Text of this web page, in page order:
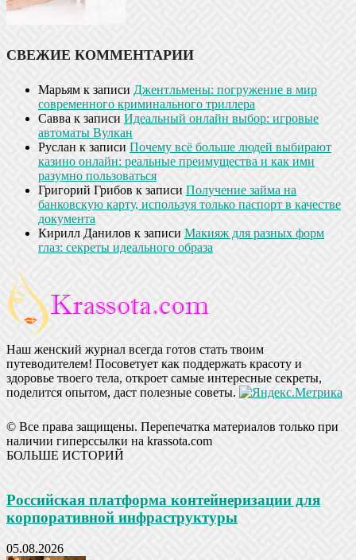
СВЕЖИЕ КОММЕНТАРИИ
Марьям к записи Джентльмены: погружение в мир
современного криминального триллера
Савва к записи Идеальный онлайн выбор: игровые
автоматы Вулкан
Руслан к записи Почему всё больше людей выбирают
казино онлайн: реальные преимущества и как ими
разумно пользоваться
Григорий Грибов к записи Получение займа на
банковскую карту, используя только паспорт в качестве
документа
Кирилл Данилов к записи Макияж для разных форм
глаз: секреты идеального образа
Наш женский журнал всегда готов стать твоим
путеводителем! Посоветует как поддержать красоту и
здоровье твоего тела, откроет самые интересные секреты,
поделится опытом, даст полезные советы.
© Все права защищены. Перепечатка материалов только при
наличии гиперссылки на krassota.com
БОЛЬШЕ ИСТОРИЙ
Российская платформа контейнеризации для
корпоративной инфраструктуры
05.08.2026